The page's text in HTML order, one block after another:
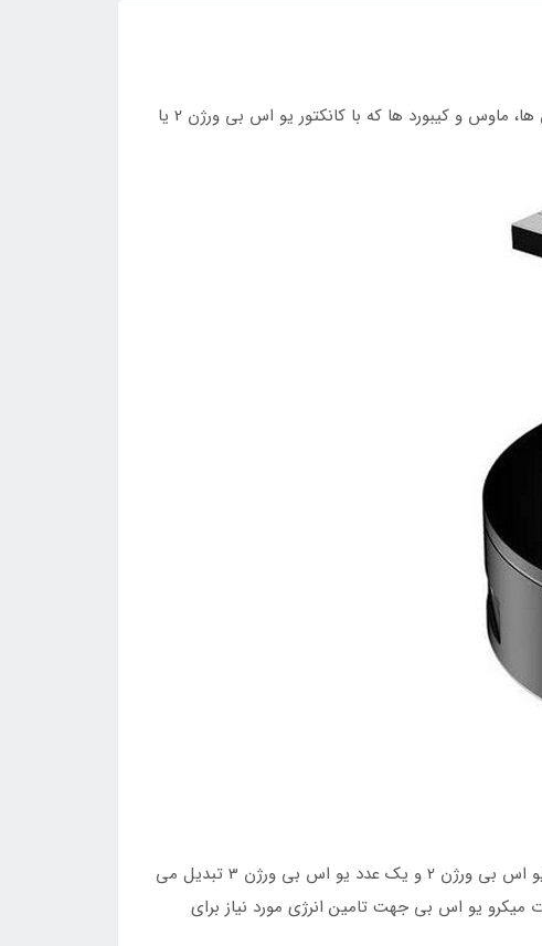
به لطف هاب آداپتور یو اس بی 3.0 به USB بیسوس Baseus Airjoy round box کاربر قادر است از هارد درایو ها، فلش ها، ماوس و کیبورد ها که با کانکتور یو اس بی ورژن 2 یا
هاب آداپتور یو اس بی 3.0 به USB بیسوس Baseus Airjoy round box، یک پورت یو اس بی 3.0 را به سه عدد پورت یو اس بی ورژن 2 و یک عدد یو اس بی ورژن 3 تبدیل می
وظیفه اتصال به لپتاپ را دارد، یک پورت میکرو یو اس بی جهت تامین انرژی مورد نیاز برای